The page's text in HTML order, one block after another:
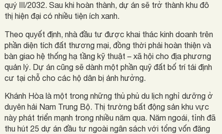
quý III/2032. Sau khi hoàn thành, dự án sẽ trở thành khu đô
thị hiện đại có nhiều tiện ích xanh.
Theo quyết định, nhà đầu tư được khai thác kinh doanh trên
phần diện tích đất thương mại, đồng thời phải hoàn thiện và
bàn giao hệ thống hạ tầng kỹ thuật – xã hội cho địa phương
quản lý. Dự án cũng sẽ dành một phần quỹ đất bố trí tái định
cư tại chỗ cho các hộ dân bị ảnh hưởng.
Khánh Hòa là một trong những thủ phủ du lịch nghỉ dưỡng ở
duyên hải Nam Trung Bộ. Thị trường bất động sản khu vực
này phát triển mạnh trong nhiều năm qua. Năm ngoái, tỉnh đã
thu hút 25 dự án đầu tư ngoài ngân sách với tổng vốn đăng